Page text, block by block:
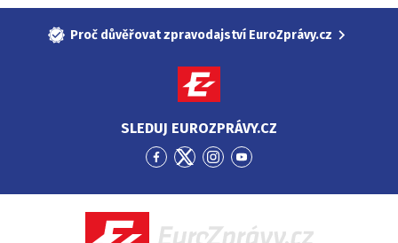
Proč důvěřovat zpravodajství EuroZprávy.cz
SLEDUJ EUROZPRÁVY.CZ
Přejít
Facebook
Přejít
Twitter
Přejít
Instagram
Přejít
YouTube
EuroZprávy.cz